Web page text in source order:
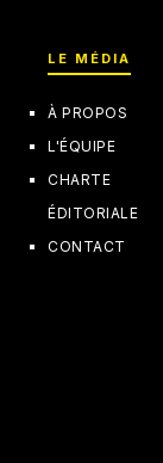
LE MÉDIA
À PROPOS
L'ÉQUIPE
CHARTE
ÉDITORIALE
CONTACT